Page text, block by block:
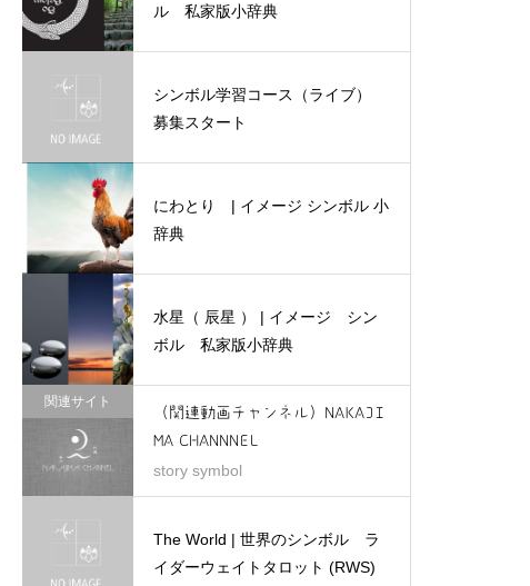
羊 | イメージ シンボル 私
牛（雄牛・雌牛・子牛） | イ
メージ シンボル 私家版小辞
典
ル 私家版小辞典
シンボル学習コース（ライブ）
募集スタート
にわとり | イメージ シンボル 小
辞典
水星（ 辰星 ） | イメージ シン
ボル 私家版小辞典
関連サイト
（関連動画チャンネル）NAKAJI
MA CHANNNEL
story symbol
The World | 世界のシンボル ラ
イダーウェイトタロット (RWS)